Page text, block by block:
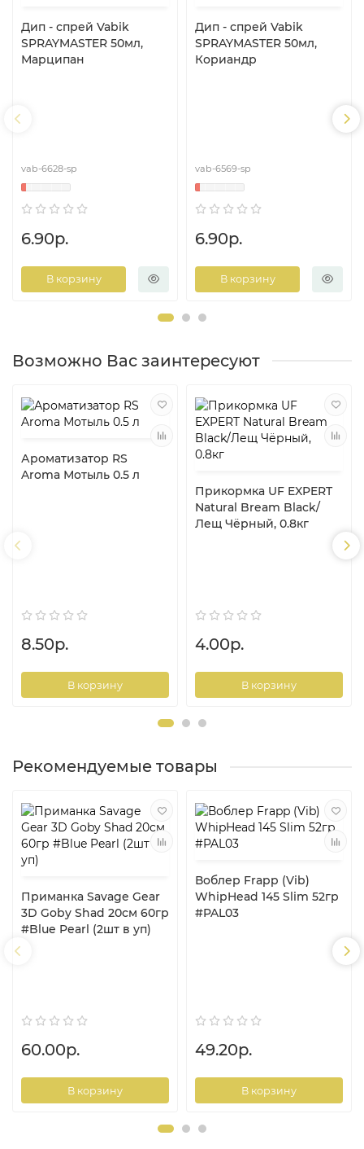
Дип - спрей Vabik
SPRAYMASTER 50мл,
Марципан
vab-6628-sp
6.90р.
В корзину
Дип - спрей Vabik
SPRAYMASTER 50мл,
Кориандр
vab-6569-sp
6.90р.
В корзину
Возможно Вас заинтересуют
Ароматизатор RS
Aroma Мотыль 0.5 л
8.50р.
В корзину
Прикормка UF EXPERT
Natural Bream Black/
Лещ Чёрный, 0.8кг
4.00р.
В корзину
Рекомендуемые товары
Приманка Savage Gear
3D Goby Shad 20см 60гр
#Blue Pearl (2шт в уп)
60.00р.
В корзину
Воблер Frapp (Vib)
WhipHead 145 Slim 52гр
#PAL03
49.20р.
В корзину